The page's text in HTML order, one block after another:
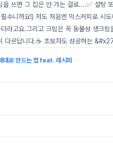
을 쓰면 그 집은 안 가는 걸로....✅ 설탕
수니까요!) 저도 처음엔 믹스커피로 시
라고요.그리고 크림은 꼭 동물성 생크
다르답니다.☕ 초보자도 성공하는
대로 만드는 법 feat. 레시피